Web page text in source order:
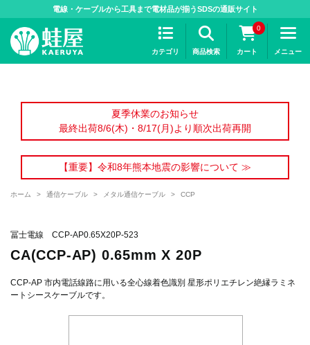
電線・ケーブルから工具まで電材品が揃うSDSの通販サイト
カテゴリ 商品検索
0
カート メニュー
夏季休業のお知らせ
最終出荷8/6(木)・8/17(月)より順次出荷再開
【重要】令和8年熊本地震の影響について ≫
ホーム > 通信ケーブル > メタル通信ケーブル > CCP
冨士電線 CCP-AP0.65X20P-523
CA(CCP-AP) 0.65mm X 20P
CCP-AP 市内電話線路に用いる全心線着色識別 星形ポリエチレン絶縁ラミネ
ートシースケーブルです。